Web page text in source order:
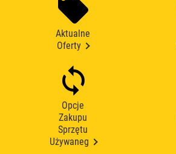
Aktualne
Oferty
Opcje
Zakupu
Sprzętu
Używaneg